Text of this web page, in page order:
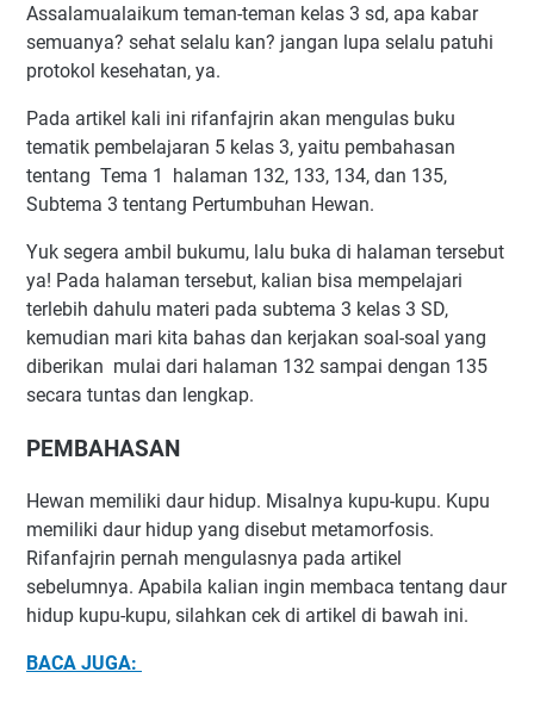
SUBTEMA 3 PERTUMBUHAN HEWAN HALAMAN 132, 133,
134, 135
PEMBAHASAN
Kunci Jawaban Tema 1 Kelas 3 Halaman 132
Kunci Jawaban Tema 1 Kelas 3 Halaman 133 – 134
Kunci Jawaban Tema 1 Kelas 3 Halaman 135
Assalamualaikum teman-teman kelas 3 sd, apa kabar
semuanya? sehat selalu kan? jangan lupa selalu patuhi
protokol kesehatan, ya.
Pada artikel kali ini rifanfajrin akan mengulas buku
tematik pembelajaran 5 kelas 3, yaitu pembahasan
tentang Tema 1 halaman 132, 133, 134, dan 135,
Subtema 3 tentang Pertumbuhan Hewan.
Yuk segera ambil bukumu, lalu buka di halaman tersebut
ya! Pada halaman tersebut, kalian bisa mempelajari
terlebih dahulu materi pada subtema 3 kelas 3 SD,
kemudian mari kita bahas dan kerjakan soal-soal yang
diberikan mulai dari halaman 132 sampai dengan 135
secara tuntas dan lengkap.
PEMBAHASAN
Hewan memiliki daur hidup. Misalnya kupu-kupu. Kupu
memiliki daur hidup yang disebut metamorfosis.
Rifanfajrin pernah mengulasnya pada artikel
sebelumnya. Apabila kalian ingin membaca tentang daur
hidup kupu-kupu, silahkan cek di artikel di bawah ini.
BACA JUGA: